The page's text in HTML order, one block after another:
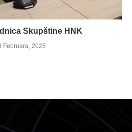
Skupštine HNK
Februara, 2025